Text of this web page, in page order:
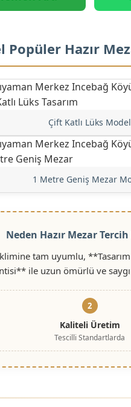
Popüler Hazır
Çift Katlı Lüks Model
1 Metre Geniş Mezar
Neden Hazır Mezar
tam uyumlu,
ile uzun ömürlü ve
2
Kaliteli Üretim
Tescilli Standartlarda